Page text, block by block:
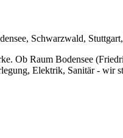
Schwarzwald,
Ob Raum Bodensee
Elektrik, Sanitär - wir